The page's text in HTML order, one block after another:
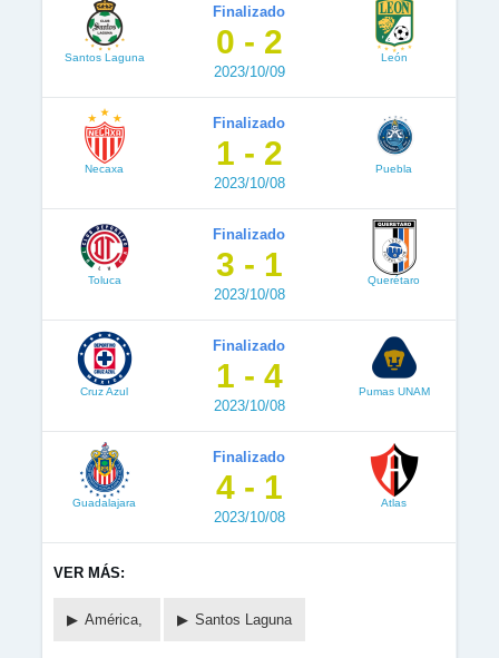
Santos Laguna
Finalizado
0 - 2
2023/10/09
León
Necaxa
Finalizado
1 - 2
2023/10/08
Puebla
Toluca
Finalizado
3 - 1
2023/10/08
Querétaro
Cruz Azul
Finalizado
1 - 4
2023/10/08
Pumas UNAM
Guadalajara
Finalizado
4 - 1
2023/10/08
Atlas
VER MÁS:
América, Santos Laguna